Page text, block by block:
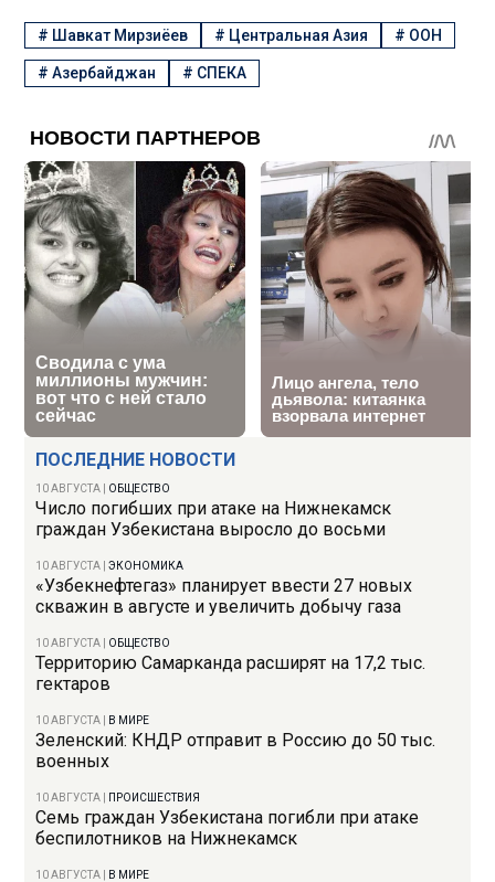
ПОСЛЕДНИЕ НОВОСТИ
10 АВГУСТА ОБЩЕСТВО
Число погибших при атаке на Нижнекамск
граждан Узбекистана выросло до восьми
10 АВГУСТА |ЭКОНОМИКА
«Узбекнефтегаз» планирует ввести 27 новых
скважин в августе и увеличить добычу газа
10 АВГУСТА ОБЩЕСТВО
Территорию Самарканда расширят на 17,2 тыс.
гектаров
10 АВГУСТА В МИРЕ
Зеленский: КНДР отправит в Россию до 50 тыс.
военных
10 АВГУСТА ПРОИСШЕСТВИЯ
Семь граждан Узбекистана погибли при атаке
беспилотников на Нижнекамск
10 АВГУСТА В МИРЕ
# Шавкат Мирзиёев # Центральная Азия # ООН
#Азербайджан # СПЕКА